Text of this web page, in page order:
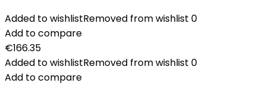
Added to wishlistRemoved from wishlist 0
Add to compare
€166.35
Added to wishlistRemoved from wishlist 0
Add to compare